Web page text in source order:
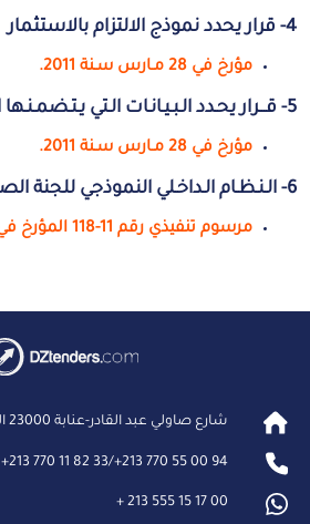
4- قرار يحدد نموذج الالتزام بالاستثمار
مؤرخ في 28 مـارس سـنة 2011.
5- قـــرار يحـدد الـبـيـانـات الـتي يـتـضمـنـها الإعذار وآجال نشره
مؤرخ في 28 مـارس سـنة 2011.
6- الـنـظـام الـداخـلي النموذجي للجنة الصفقات العمومية
مرسوم تنفيذي رقم 11-118 المؤرخ في 16 مارس 2011.
شارع صاولي عبد القادر-عنابة 23000 الجزائر .
+213 770 55 00 94
/
+213 770 11 82 33
+ 213 555 15 17 00